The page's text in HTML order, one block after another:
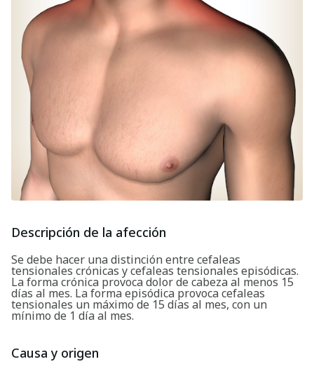
Descripción de la afección
Se debe hacer una distinción entre cefaleas
tensionales crónicas y cefaleas tensionales episódicas.
La forma crónica provoca dolor de cabeza al menos 15
días al mes. La forma episódica provoca cefaleas
tensionales un máximo de 15 días al mes, con un
mínimo de 1 día al mes.
Causa y origen